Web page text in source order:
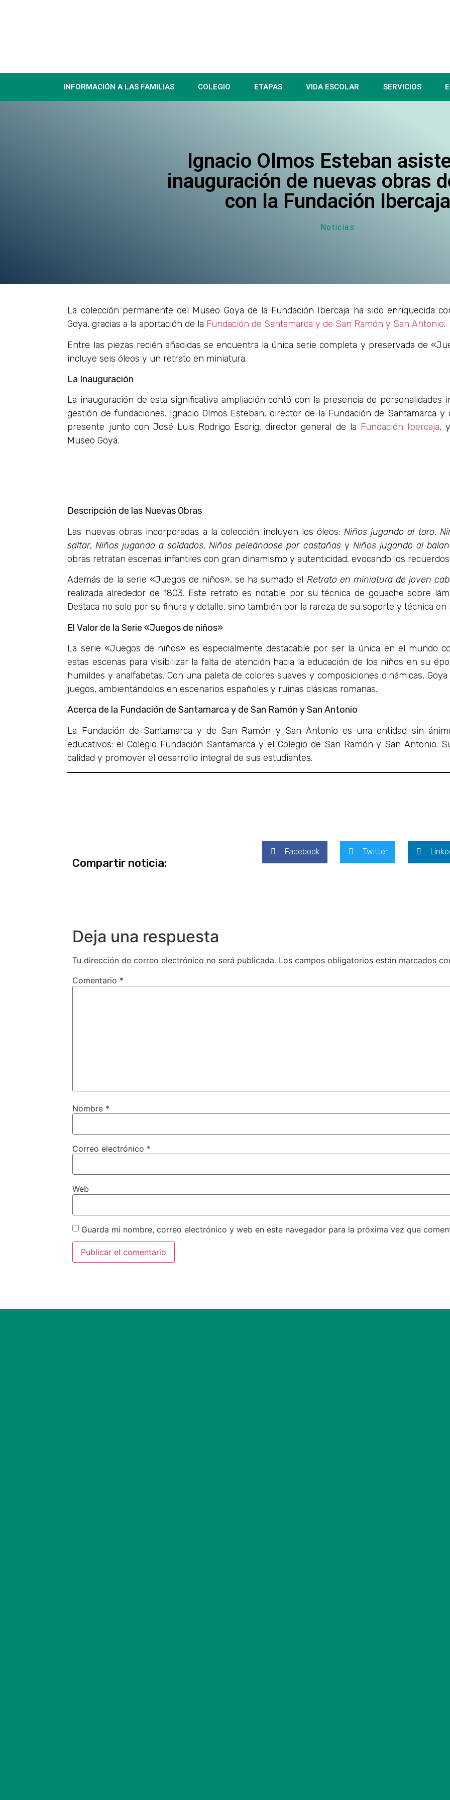
INFORMACIÓN A LAS FAMILIAS COLEGIO ETAPAS VIDA ESCOLAR SERVICIOS
Ignacio Olmos Esteban
inauguración de nuevas obras
con la Fundación Ibercaja
Noticias
La colección permanente del Museo Goya de la Fundación Ibercaja ha sido enriquecida
Goya, gracias a la aportación de la Fundación de Santamarca y de San Ramón y San Antonio.
Entre las piezas recién añadidas se encuentra la única serie completa y preservada de
incluye seis óleos y un retrato en miniatura.
La Inauguración
La inauguración de esta significativa ampliación contó con la presencia de
gestión de fundaciones. Ignacio Olmos Esteban, director de la Fundación de Santamarca
presente junto con José Luis Rodrigo Escrig, director general de la Fundación Ibercaja,
Museo Goya.
Descripción de las Nuevas Obras
Las nuevas obras incorporadas a la colección incluyen los óleos: Niños jugando al toro,
saltar,Niños jugando a soldados,Niños peleándose por castañasy Niños jugando al
obras retratan escenas infantiles con gran dinamismo y autenticidad, evocando los
Además de la serie «Juegos de niños», se ha sumado el Retrato en miniatura de joven
realizada alrededor de 1803. Este retrato es notable por su técnica de gouache sobre
Destaca no solo por su finura y detalle, sino también por la rareza de su soporte y técnica en
El Valor de la Serie «Juegos de niños»
La serie «Juegos de niños» es especialmente destacable por ser la única en el mundo
estas escenas para visibilizar la falta de atención hacia la educación de los niños en su
humildes y analfabetas. Con una paleta de colores suaves y composiciones dinámicas,
juegos, ambientándolos en escenarios españoles y ruinas clásicas romanas.
Acerca de la Fundación de Santamarca y de San Ramón y San Antonio
La Fundación de Santamarca y de San Ramón y San Antonio es una entidad sin
educativos: el Colegio Fundación Santamarca y el Colegio de San Ramón y San Antonio.
calidad y promover el desarrollo integral de sus estudiantes.
Compartir noticia:
Facebook Twitter
Deja una respuesta
Tu dirección de correo electrónico no será publicada. Los campos obligatorios están marcados
Comentario *
Nombre *
Correo electrónico *
Web
Guarda mi nombre, correo electrónico y web en este navegador para la próxima vez que